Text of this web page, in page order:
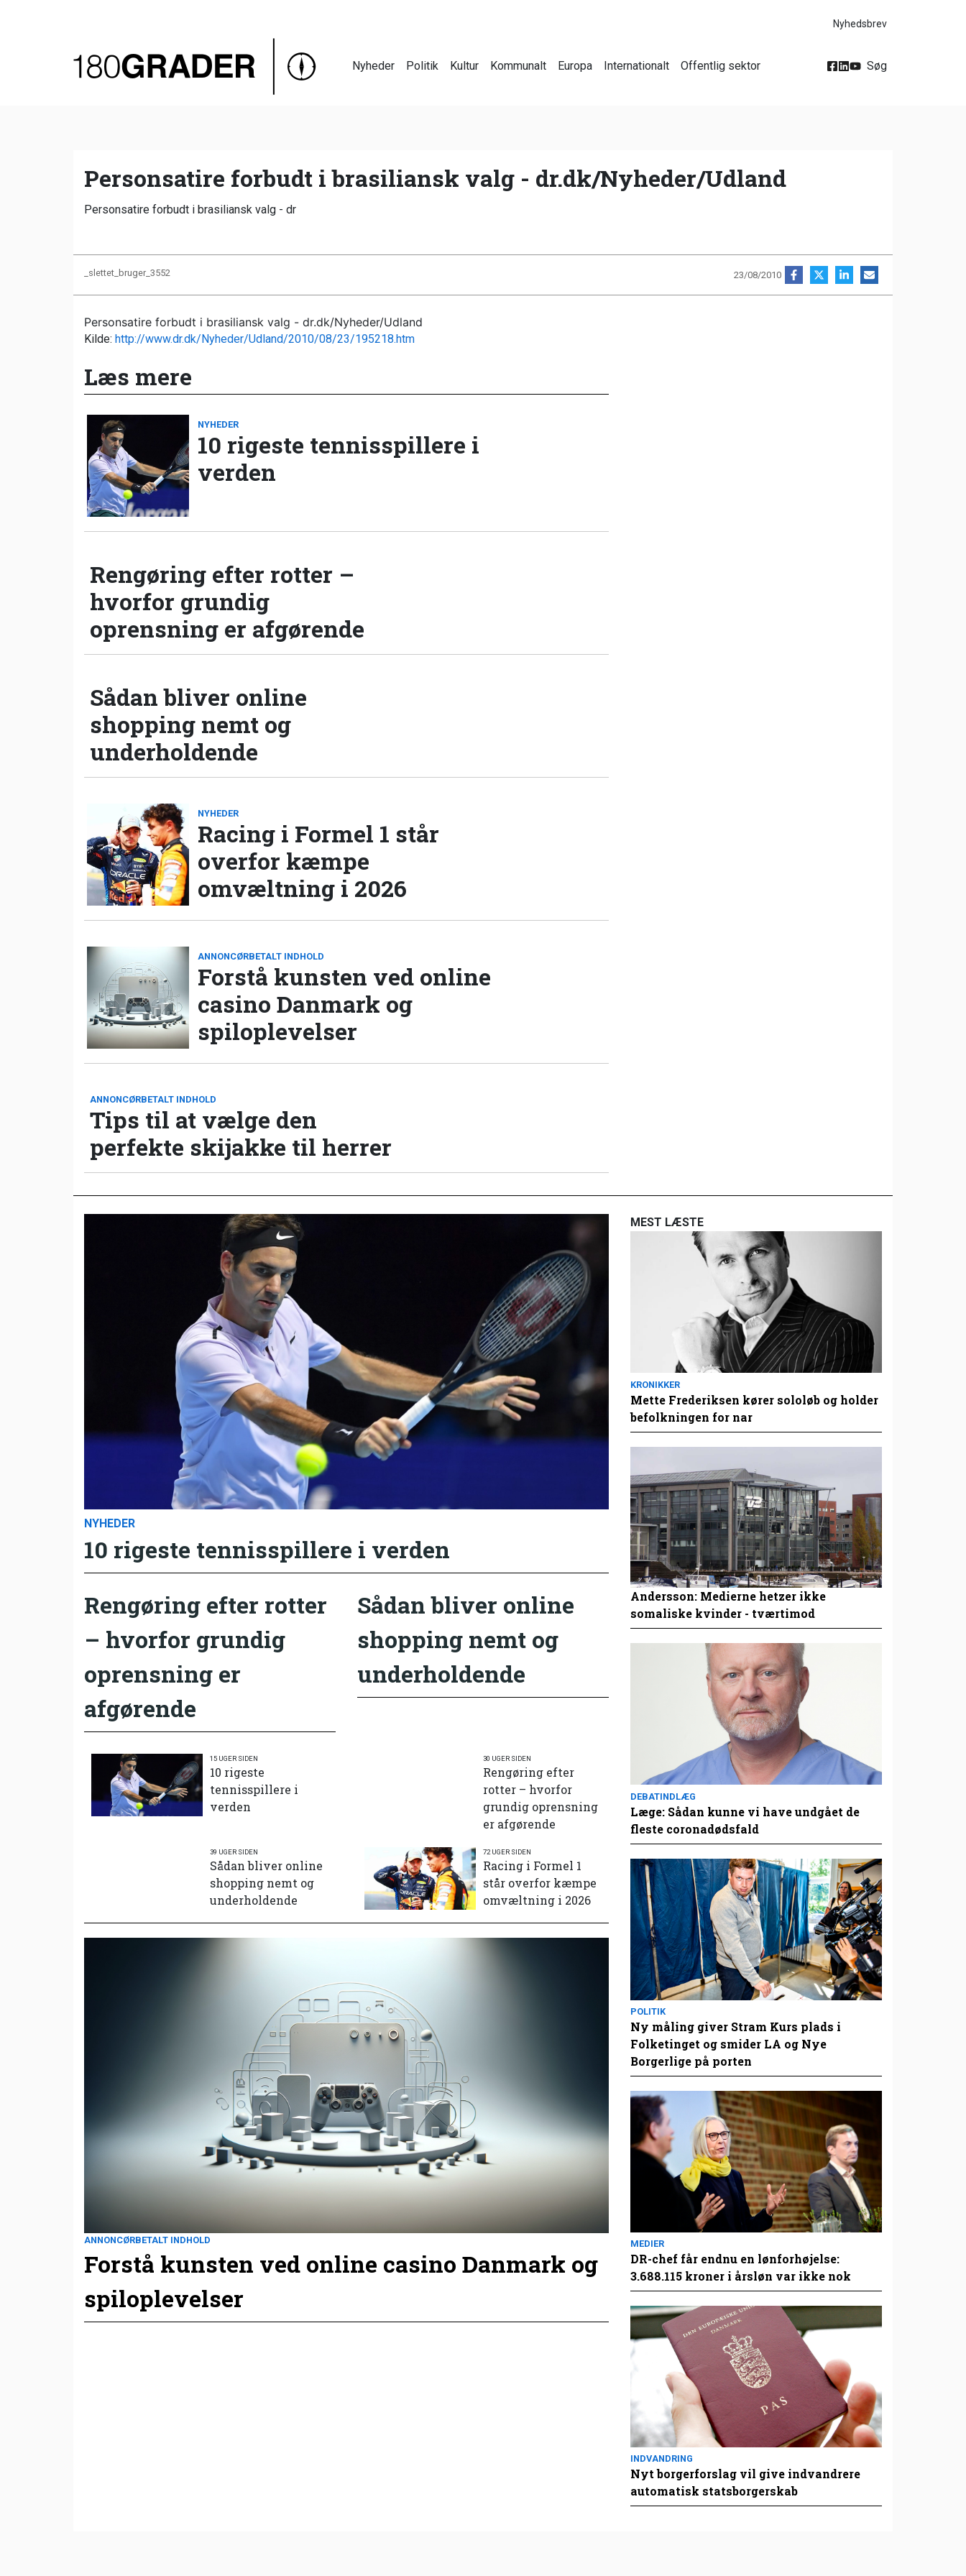
Nyhedsbrev
Nyheder Politik Kultur Kommunalt Europa Internationalt Offentlig sektor Søg
Personsatire forbudt i brasiliansk valg - dr.dk/Nyheder/Udland
Personsatire forbudt i brasiliansk valg - dr
_slettet_bruger_3552 23/08/2010
Personsatire forbudt i brasiliansk valg - dr.dk/Nyheder/Udland
Kilde: http://www.dr.dk/Nyheder/Udland/2010/08/23/195218.htm
Læs mere
NYHEDER
10 rigeste tennisspillere i
verden
Rengøring efter rotter –
hvorfor grundig
oprensning er afgørende
Sådan bliver online
shopping nemt og
underholdende
NYHEDER
Racing i Formel 1 står
overfor kæmpe
omvæltning i 2026
ANNONCØRBETALT INDHOLD
Forstå kunsten ved online
casino Danmark og
spiloplevelser
ANNONCØRBETALT INDHOLD
Tips til at vælge den
perfekte skijakke til herrer
NYHEDER
10 rigeste tennisspillere i verden
Rengøring efter rotter
– hvorfor grundig
oprensning er
afgørende
Sådan bliver online
shopping nemt og
underholdende
15 UGER SIDEN
10 rigeste
tennisspillere i
verden
30 UGER SIDEN
Rengøring efter
rotter – hvorfor
grundig oprensning
er afgørende
39 UGER SIDEN
Sådan bliver online
shopping nemt og
underholdende
72 UGER SIDEN
Racing i Formel 1
står overfor kæmpe
omvæltning i 2026
ANNONCØRBETALT INDHOLD
Forstå kunsten ved online casino Danmark og
spiloplevelser
MEST LÆSTE
KRONIKKER
Mette Frederiksen kører sololøb og holder
befolkningen for nar
Andersson: Medierne hetzer ikke
somaliske kvinder - tværtimod
DEBATINDLÆG
Læge: Sådan kunne vi have undgået de
fleste coronadødsfald
POLITIK
Ny måling giver Stram Kurs plads i
Folketinget og smider LA og Nye
Borgerlige på porten
MEDIER
DR-chef får endnu en lønforhøjelse:
3.688.115 kroner i årsløn var ikke nok
INDVANDRING
Nyt borgerforslag vil give indvandrere
automatisk statsborgerskab